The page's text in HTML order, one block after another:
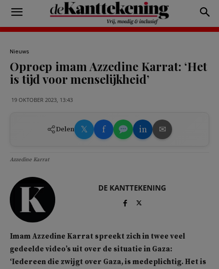
Nieuws
Oproep imam Azzedine Karrat: ‘Het
is tijd voor menselijkheid’
19 OKTOBER 2023, 13:43
Delen 𝕏 f in ✉
Azzedine Karrat
DE KANTTEKENING
Imam Azzedine Karrat spreekt zich in twee veel
gedeelde video’s uit over de situatie in Gaza:
‘Iedereen die zwijgt over Gaza, is medeplichtig. Het is